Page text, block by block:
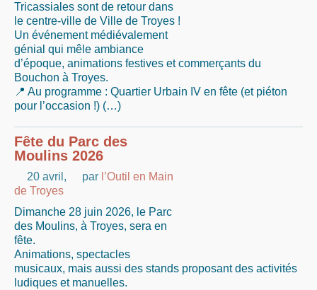
Tricassiales sont de retour dans
le centre-ville de Ville de Troyes !
Un événement médiévalement
génial qui mêle ambiance
d’époque, animations festives et commerçants du
Bouchon à Troyes.
📍 Au programme : Quartier Urbain IV en fête (et piéton
pour l’occasion !) (…)
Fête du Parc des
Moulins 2026
20 avril , par l’Outil en Main
de Troyes
Dimanche 28 juin 2026, le Parc
des Moulins, à Troyes, sera en
fête.
Animations, spectacles
musicaux, mais aussi des stands proposant des activités
ludiques et manuelles.